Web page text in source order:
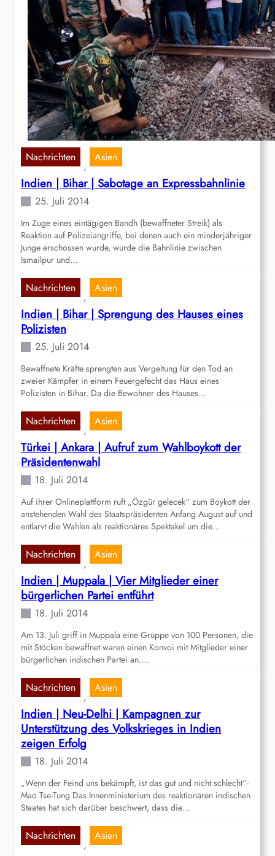
Nachrichten
,
Asien
Indien | Bihar | Sabotage an Expressbahnlinie
25. Juli 2014
Im Zuge eines eintägigen Bandh (bewaffneter Streik) als
Reaktion auf Polizeiangriffe, bei denen auch ein minderjähriger
Junge erschossen wurde, wurde die Bahnlinie zwischen
Ismailpur und…
Nachrichten
,
Asien
Indien | Bihar | Sprengung des Hauses eines
Polizisten
25. Juli 2014
Bewaffnete Kräfte sprengten aus Vergeltung für den Tod an
zweier Kämpfer in einem Feuergefecht das Haus eines
Polizisten in Bihar. Da die Bewohner des Hauses…
Nachrichten
,
Asien
Türkei | Ankara | Aufruf zum Wahlboykott der
Präsidentenwahl
18. Juli 2014
Auf ihrer Onlineplattform ruft „Özgür gelecek“ zum Boykott der
anstehenden Wahl des Staatspräsidenten Anfang August auf und
entlarvt die Wahlen als reaktionäres Spektakel um die…
Nachrichten
,
Asien
Indien | Muppala | Vier Mitglieder einer
bürgerlichen Partei entführt
18. Juli 2014
Am 13. Juli griff in Muppala eine Gruppe von 100 Personen, die
mit Stöcken bewaffnet waren einen Konvoi mit Mitglieder einer
bürgerlichen indischen Partei an.…
Nachrichten
,
Asien
Indien | Neu-Delhi | Kampagnen zur
Unterstützung des Volkskrieges in Indien
zeigen Erfolg
18. Juli 2014
„Wenn der Feind uns bekämpft, ist das gut und nicht schlecht“-
Mao Tse-Tung Das Innenministerium des reaktionären indischen
Staates hat sich darüber beschwert, dass die…
Nachrichten
,
Asien